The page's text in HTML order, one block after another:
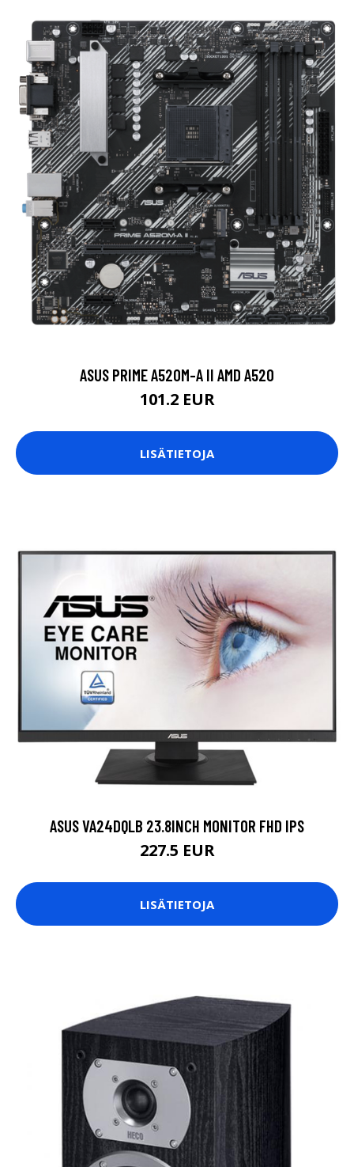
ASUS PRIME A520M-A II AMD A520
101.2 EUR
LISÄTIETOJA
ASUS VA24DQLB 23.8INCH MONITOR FHD IPS
227.5 EUR
LISÄTIETOJA